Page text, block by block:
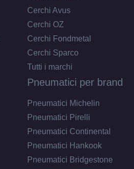
Cerchi Avus
Cerchi OZ
Cerchi Fondmetal
Cerchi Sparco
Tutti i marchi
Pneumatici per brand
Pneumatici Michelin
Pneumatici Pirelli
Pneumatici Continental
Pneumatici Hankook
Pneumatici Bridgestone